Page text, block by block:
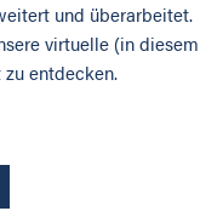
und überarbeitet.
virtuelle (in diesem
entdecken.